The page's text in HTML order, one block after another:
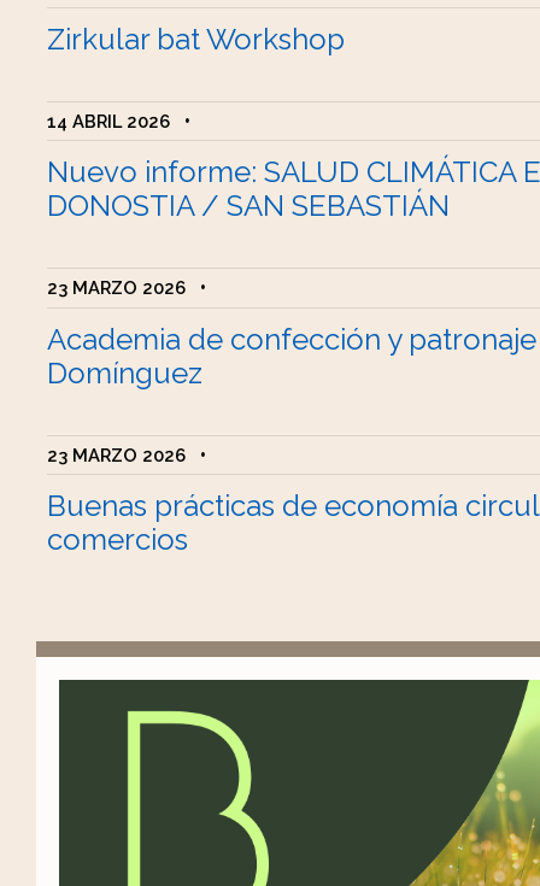
Zirkular bat Workshop
14 ABRIL 2026 •
Nuevo informe: SALUD CLIMÁTICA
DONOSTIA / SAN SEBASTIÁN
23 MARZO 2026 •
Academia de confección y
Domínguez
23 MARZO 2026 •
Buenas prácticas de economía
comercios